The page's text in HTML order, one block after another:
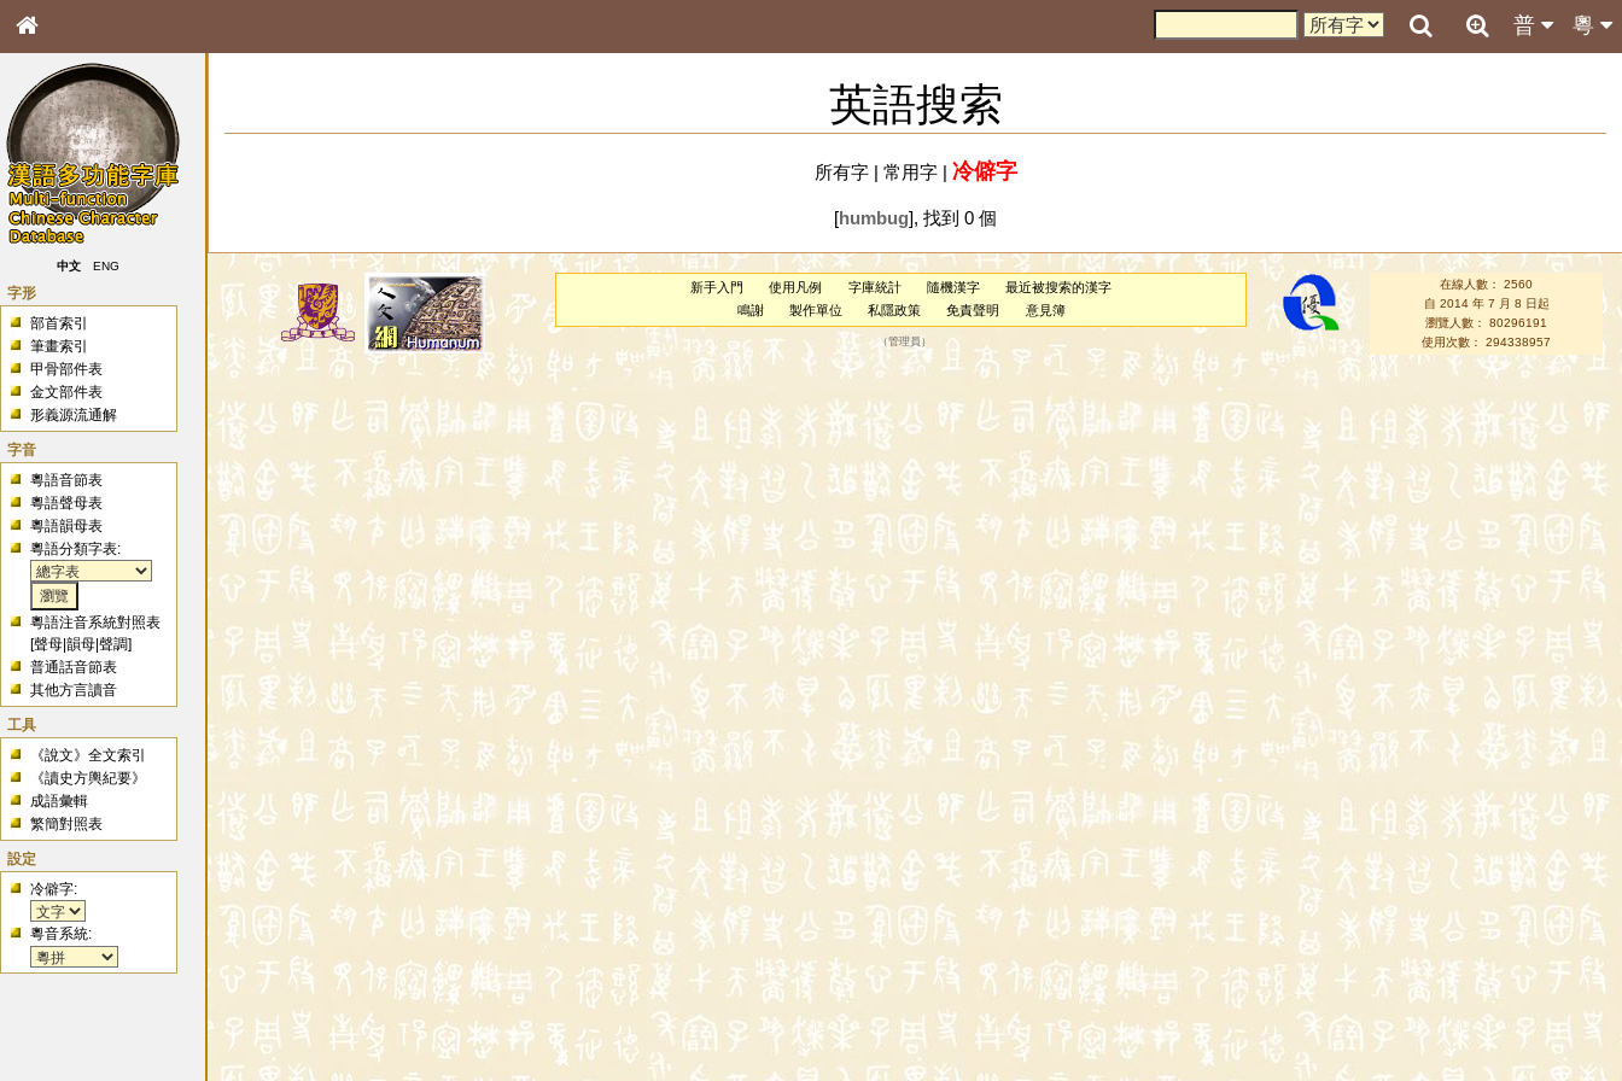
粵
普
中文 ENG
字形
部首索引
筆畫索引
甲骨部件表
金文部件表
形義源流通解
字音
粵語音節表
粵語聲母表
粵語韻母表
粵語分類字表:
粵語注音系統對照表
[聲母 |韻母 |聲調]
普通話音節表
其他方言讀音
工具
《說文》全文索引
《讀史方輿紀要》
成語彙輯
繁簡對照表
設定
冷僻字:
粵音系統:
英語搜索
所有字| 常用字| 冷僻字
[humbug], 找到 0 個
新手入門 使用凡例 字庫統計 隨機漢字
最近被搜索的漢字
鳴謝
製作單位 私隱政策 免責聲明 意見簿
（管理員 ）
在線人數： 2560
自 2014 年 7 月 8 日起
瀏覽人數： 80296191
使用次數： 294338957